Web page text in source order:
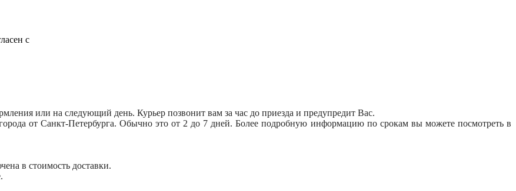
с
или на следующий день. Курьер позвонит вам за час до приезда и предупредит Вас.
от Санкт-Петербурга. Обычно это от 2 до 7 дней. Более подробную информацию по срокам вы можете посмотреть в
в стоимость доставки.